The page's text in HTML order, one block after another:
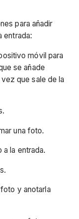
para añadir
entrada:
móvil para
se añade
que sale de la
una foto.
a la entrada.
y anotarla